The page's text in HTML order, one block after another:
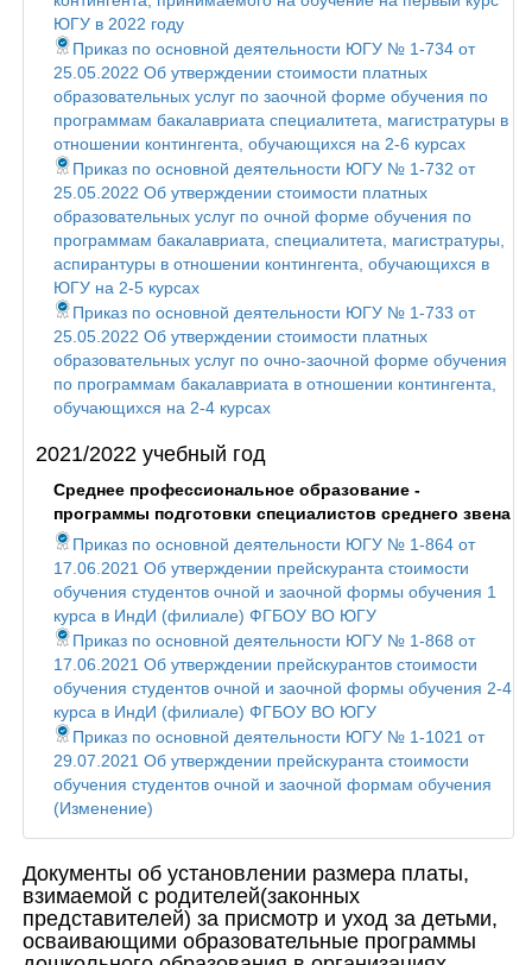
ЮГУ в 2022 году
Приказ по основной деятельности ЮГУ № 1-734 от
25.05.2022 Об утверждении стоимости платных
образовательных услуг по заочной форме обучения по
программам бакалавриата специалитета, магистратуры в
отношении контингента, обучающихся на 2-6 курсах
Приказ по основной деятельности ЮГУ № 1-732 от
25.05.2022 Об утверждении стоимости платных
образовательных услуг по очной форме обучения по
программам бакалавриата, специалитета, магистратуры,
аспирантуры в отношении контингента, обучающихся в
ЮГУ на 2-5 курсах
Приказ по основной деятельности ЮГУ № 1-733 от
25.05.2022 Об утверждении стоимости платных
образовательных услуг по очно-заочной форме обучения
по программам бакалавриата в отношении контингента,
обучающихся на 2-4 курсах
2021/2022 учебный год
Среднее профессиональное образование -
программы подготовки специалистов среднего звена
Приказ по основной деятельности ЮГУ № 1-864 от
17.06.2021 Об утверждении прейскуранта стоимости
обучения студентов очной и заочной формы обучения 1
курса в ИндИ (филиале) ФГБОУ ВО ЮГУ
Приказ по основной деятельности ЮГУ № 1-868 от
17.06.2021 Об утверждении прейскурантов стоимости
обучения студентов очной и заочной формы обучения 2-4
курса в ИндИ (филиале) ФГБОУ ВО ЮГУ
Приказ по основной деятельности ЮГУ № 1-1021 от
29.07.2021 Об утверждении прейскуранта стоимости
обучения студентов очной и заочной формам обучения
(Изменение)
Документы об установлении размера платы,
взимаемой с родителей(законных
представителей) за присмотр и уход за детьми,
осваивающими образовательные программы